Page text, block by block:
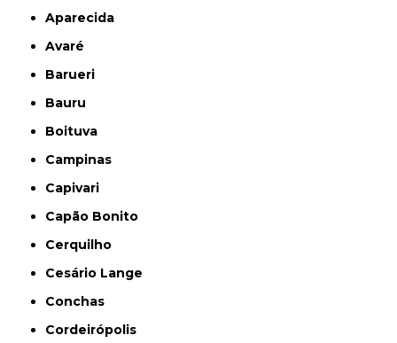
Aparecida
Avaré
Barueri
Bauru
Boituva
Campinas
Capivari
Capão Bonito
Cerquilho
Cesário Lange
Conchas
Cordeirópolis